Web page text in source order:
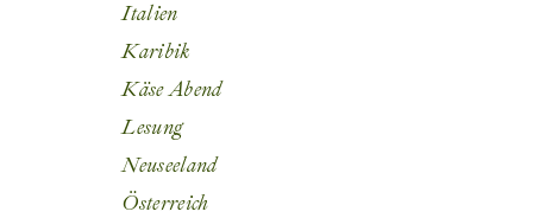
Italien
Karibik
Käse Abend
Lesung
Neuseeland
Österreich